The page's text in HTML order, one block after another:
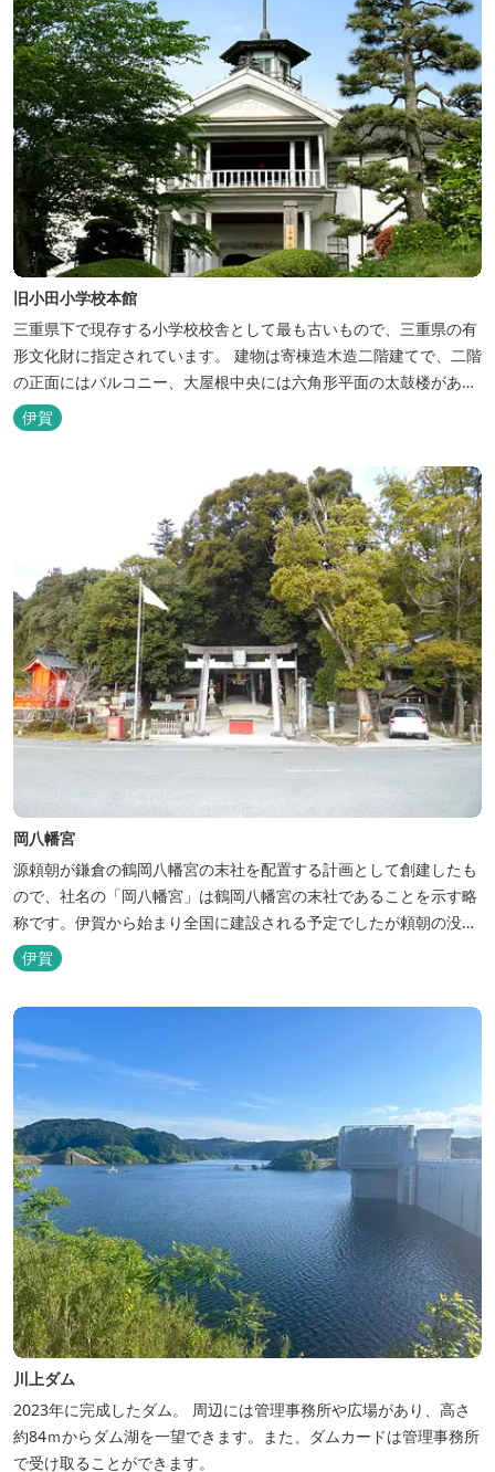
旧小田小学校本館
三重県下で現存する小学校校舎として最も古いもので、三重県の有
形文化財に指定されています。 建物は寄棟造木造二階建てで、二階
の正面にはバルコニー、大屋根中央には六角形平面の太鼓楼があり
ます。建屋の2階には初等教育資料が展示されており、見学するこ
とができます。また、１階ホールは貸出が可能です。
伊賀
岡八幡宮
源頼朝が鎌倉の鶴岡八幡宮の末社を配置する計画として創建したも
ので、社名の「岡八幡宮」は鶴岡八幡宮の末社であることを示す略
称です。伊賀から始まり全国に建設される予定でしたが頼朝の没
後、計画は中止となり、白樫にある岡八幡宮が最初で最後となりま
した。 岡八幡宮は祭礼に「流鏑馬（やぶさめ）」が行われることで
も知られており、現在も毎年4月15日前後の日曜日に行われていま
伊賀
川上ダム
2023年に完成したダム。 周辺には管理事務所や広場があり、高さ
約84ｍからダム湖を一望できます。また、ダムカードは管理事務所
で受け取ることができます。